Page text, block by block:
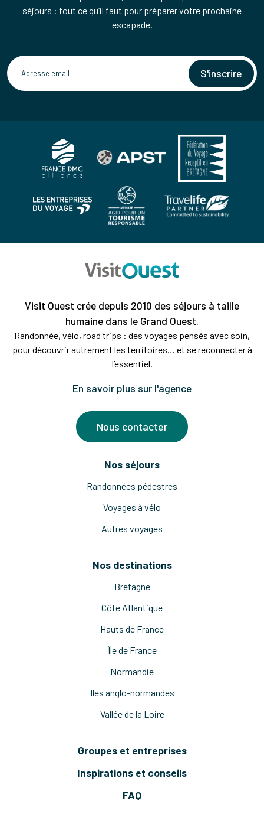
séjours : tout ce qu’il faut pour préparer votre prochaine
escapade.
S'inscrire
Visit Ouest crée depuis 2010 des séjours à taille
humaine dans le Grand Ouest.
Randonnée, vélo, road trips : des voyages pensés avec soin,
pour découvrir autrement les territoires… et se reconnecter à
l’essentiel.
En savoir plus sur l'agence
Nous contacter
Nos séjours
Randonnées pédestres
Voyages à vélo
Autres voyages
Nos destinations
Bretagne
Côte Atlantique
Hauts de France
Île de France
Normandie
Iles anglo-normandes
Vallée de la Loire
Groupes et entreprises
Inspirations et conseils
FAQ